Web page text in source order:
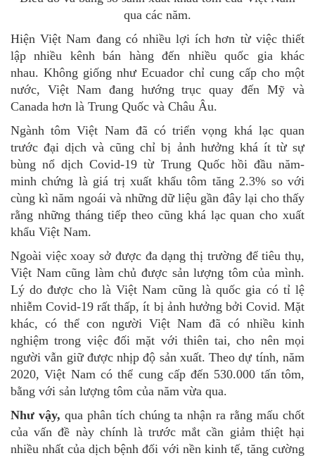
qua các năm.
Hiện Việt Nam đang có nhiều lợi ích hơn từ việc thiết
lập nhiều kênh bán hàng đến nhiều quốc gia khác
nhau. Không giống như Ecuador chỉ cung cấp cho một
nước, Việt Nam đang hướng trục quay đến Mỹ và
Canada hơn là Trung Quốc và Châu Âu.
Ngành tôm Việt Nam đã có triển vọng khá lạc quan
trước đại dịch và cũng chỉ bị ảnh hưởng khá ít từ sự
bùng nổ dịch Covid-19 từ Trung Quốc hồi đầu năm-
minh chứng là giá trị xuất khẩu tôm tăng 2.3% so với
cùng kì năm ngoái và những dữ liệu gần đây lại cho thấy
rằng những tháng tiếp theo cũng khá lạc quan cho xuất
khẩu Việt Nam.
Ngoài việc xoay sở được đa dạng thị trường để tiêu thụ,
Việt Nam cũng làm chủ được sản lượng tôm của mình.
Lý do được cho là Việt Nam cũng là quốc gia có tỉ lệ
nhiễm Covid-19 rất thấp, ít bị ảnh hưởng bởi Covid. Mặt
khác, có thể con người Việt Nam đã có nhiều kinh
nghiệm trong việc đối mặt với thiên tai, cho nên mọi
người vẫn giữ được nhịp độ sản xuất. Theo dự tính, năm
2020, Việt Nam có thể cung cấp đến 530.000 tấn tôm,
bằng với sản lượng tôm của năm vừa qua.
Như vậy, qua phân tích chúng ta nhận ra rằng mấu chốt
của vấn đề này chính là trước mắt cần giảm thiệt hại
nhiều nhất của dịch bệnh đối với nền kinh tế, tăng cường